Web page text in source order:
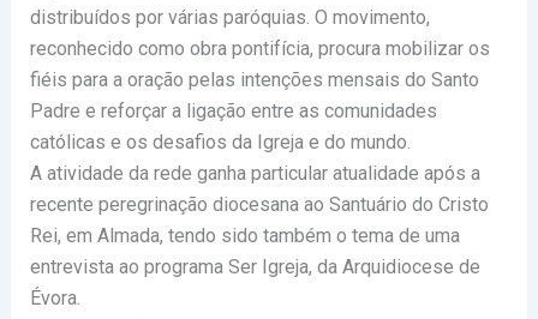
distribuídos por várias paróquias. O movimento,
reconhecido como obra pontifícia, procura mobilizar os
fiéis para a oração pelas intenções mensais do Santo
Padre e reforçar a ligação entre as comunidades
católicas e os desafios da Igreja e do mundo.
A atividade da rede ganha particular atualidade após a
recente peregrinação diocesana ao Santuário do Cristo
Rei, em Almada, tendo sido também o tema de uma
entrevista ao programa Ser Igreja, da Arquidiocese de
Évora.